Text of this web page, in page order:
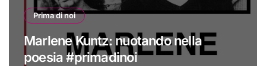
Prima di noi
Marlene Kuntz: nuotando nella
poesia #primadinoi